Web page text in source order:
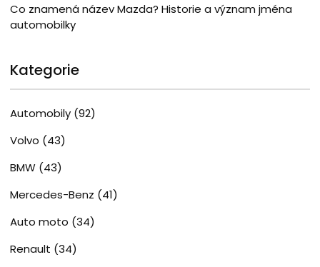
Co znamená název Mazda? Historie a význam jména
automobilky
Kategorie
Automobily (92)
Volvo (43)
BMW (43)
Mercedes-Benz (41)
Auto moto (34)
Renault (34)